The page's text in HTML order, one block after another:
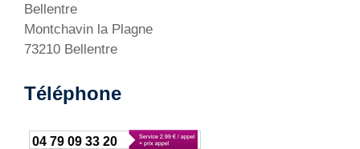
Bellentre
Montchavin la Plagne
73210 Bellentre
Téléphone
04 79 09 33 20